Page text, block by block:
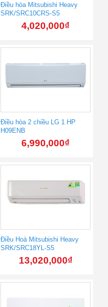
Điều hòa Mitsubishi Heavy
SRK/SRC10CRS-S5
4,020,000₫
Điều hòa 2 chiều LG 1 HP
H09ENB
6,990,000₫
Điều Hoà Mitsubishi Heavy
SRK/SRC18YL-S5
13,020,000₫